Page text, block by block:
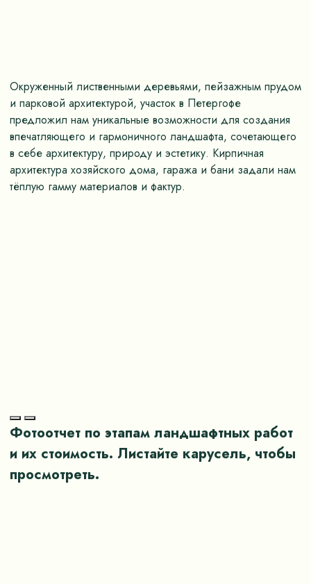
Окруженный лиственными деревьями, пейзажным прудом
и парковой архитектурой, участок в Петергофе
предложил нам уникальные возможности для создания
впечатляющего и гармоничного ландшафта, сочетающего
в себе архитектуру, природу и эстетику. Кирпичная
архитектура хозяйского дома, гаража и бани задали нам
тёплую гамму материалов и фактур.
Фотоотчет по этапам ландшафтных работ
и их стоимость. Листайте карусель, чтобы
просмотреть.